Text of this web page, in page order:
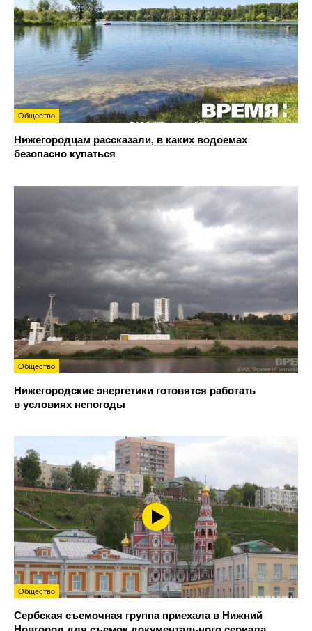
Общество
Нижегородцам рассказали, в каких водоемах
безопасно купаться
Общество
Нижегородские энергетики готовятся работать
в условиях непогоды
Общество
Сербская съемочная группа приехала в Нижний